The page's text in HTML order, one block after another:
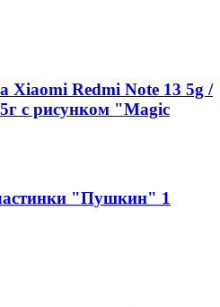
Xiaomi Redmi Note 13 5g /
с рисунком "Magic
"Пушкин" 1